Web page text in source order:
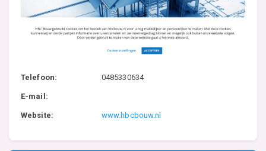
Telefoon: 0485330634
E-mail:
Website: www.hbcbouw.nl